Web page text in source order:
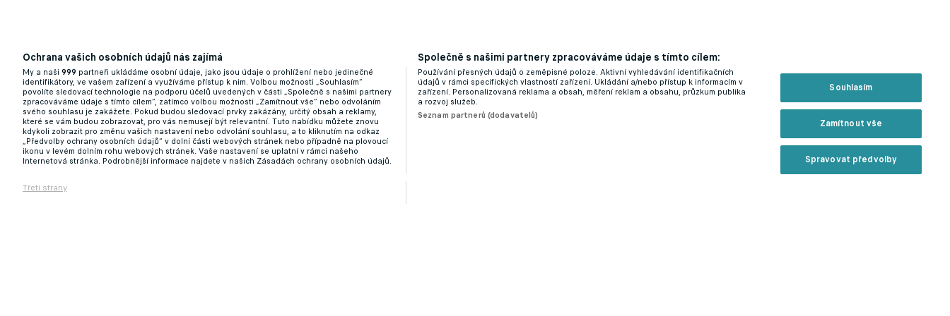
Pražská S mají smůlu, ve hře o N’Guessana je favoritem jiný český klub. Řeší se rekordní odstupné
01.06.2026 09:39
Ochrana vašich osobních údajů nás zajímá
My a naši 999 partneři ukládáme osobní údaje, jako jsou údaje o prohlížení nebo jedinečné
identifikátory, ve vašem zařízení a využíváme přístup k nim. Volbou možnosti „Souhlasím“
povolíte sledovací technologie na podporu účelů uvedených v části „Společně s našimi partnery
zpracováváme údaje s tímto cílem“, zatímco volbou možnosti „Zamítnout vše“ nebo odvoláním
svého souhlasu je zakážete. Pokud budou sledovací prvky zakázány, určitý obsah a reklamy,
které se vám budou zobrazovat, pro vás nemusejí být relevantní. Tuto nabídku můžete znovu
kdykoli zobrazit pro změnu vašich nastavení nebo odvolání souhlasu, a to kliknutím na odkaz
„Předvolby ochrany osobních údajů“ v dolní části webových stránek nebo případně na plovoucí
ikonu v levém dolním rohu webových stránek. Vaše nastavení se uplatní v rámci našeho
Internetová stránka. Podrobnější informace najdete v našich Zásadách ochrany osobních údajů.
Třetí strany
Společně s našimi partnery zpracováváme údaje s tímto cílem:
Používání přesných údajů o zeměpisné poloze. Aktivní vyhledávání identifikačních
údajů v rámci specifických vlastností zařízení. Ukládání a/nebo přístup k informacím v
zařízení. Personalizovaná reklama a obsah, měření reklam a obsahu, průzkum publika
a rozvoj služeb.
Seznam partnerů (dodavatelů)
Souhlasím
Zamítnout vše
Spravovat předvolby